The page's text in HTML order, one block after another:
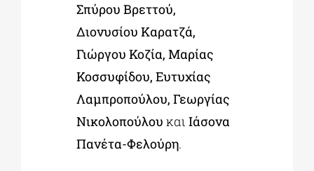
Σπύρου Βρεττού,
Διονυσίου Καρατζά,
Γιώργου Κοζία, Μαρίας
Κοσσυφίδου, Ευτυχίας
Λαμπροπούλου, Γεωργίας
Νικολοπούλου και Ιάσονα
Πανέτα-Φελούρη.